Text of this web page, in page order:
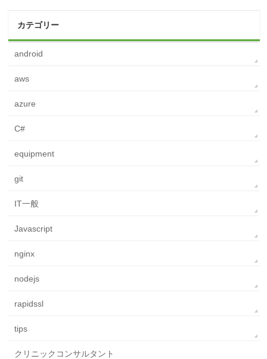
カテゴリー
android
aws
azure
C#
equipment
git
IT一般
Javascript
nginx
nodejs
rapidssl
tips
クリニックコンサルタント